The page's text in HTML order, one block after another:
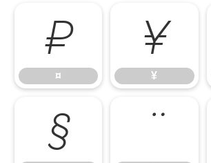
¤
¤
¥
¥
§ ¨